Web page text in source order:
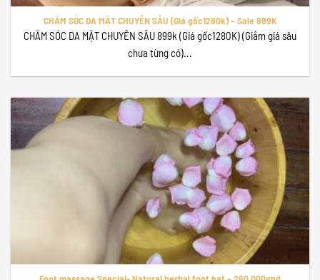
CHĂM SÓC DA MẶT CHUYÊN SÂU (Giá gốc1280k) – Sale 899K
CHĂM SÓC DA MẶT CHUYÊN SÂU 899k (Giá gốc1280K) (Giảm giá sâu
chưa từng có)...